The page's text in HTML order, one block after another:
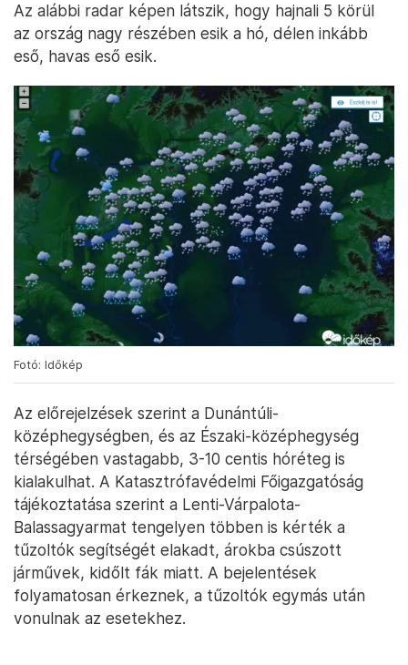
Az alábbi radar képen látszik, hogy hajnali 5 körül
az ország nagy részében esik a hó, délen inkább
eső, havas eső esik.
Fotó: Időkép
Az előrejelzések szerint a Dunántúli-
középhegységben, és az Északi-középhegység
térségében vastagabb, 3-10 centis hóréteg is
kialakulhat. A Katasztrófavédelmi Főigazgatóság
tájékoztatása szerint a Lenti-Várpalota-
Balassagyarmat tengelyen többen is kérték a
tűzoltók segítségét elakadt, árokba csúszott
járművek, kidőlt fák miatt. A bejelentések
folyamatosan érkeznek, a tűzoltók egymás után
vonulnak az esetekhez.